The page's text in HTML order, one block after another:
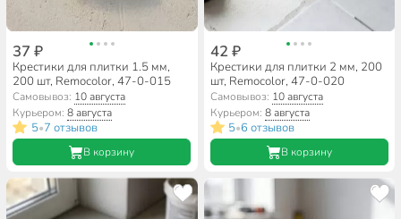
37 ₽
Крестики для плитки 1.5 мм,
200 шт, Remocolor, 47-0-015
Самовывоз: 10 августа
Курьером:8 августа
5•7 отзывов
В корзину
42 ₽
Крестики для плитки 2 мм, 200
шт, Remocolor, 47-0-020
Самовывоз: 10 августа
Курьером: 8 августа
5•6 отзывов
В корзину